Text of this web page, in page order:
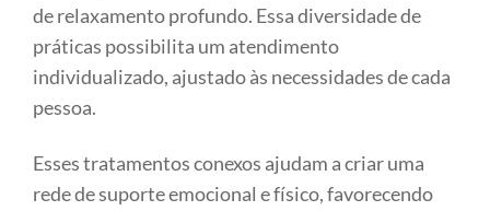
de relaxamento profundo. Essa diversidade de
práticas possibilita um atendimento
individualizado, ajustado às necessidades de cada
pessoa.
Esses tratamentos conexos ajudam a criar uma
rede de suporte emocional e físico, favorecendo